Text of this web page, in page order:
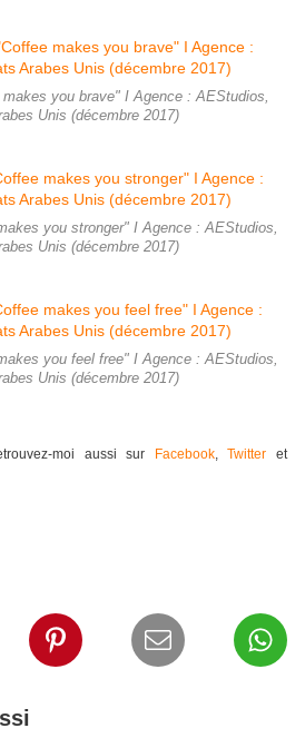
you brave" I Agence : AEStudios,
Unis (décembre 2017)
you stronger" I Agence : AEStudios,
Unis (décembre 2017)
you feel free" I Agence : AEStudios,
Unis (décembre 2017)
moi aussi sur Facebook,Twitter et